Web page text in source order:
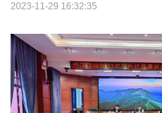
2023-11-29 16:32:35